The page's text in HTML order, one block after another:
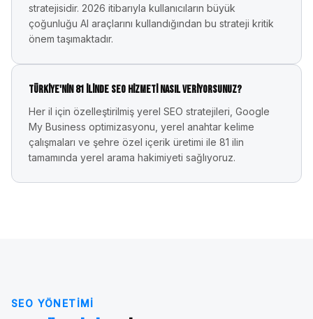
stratejisidir. 2026 itibarıyla kullanıcıların büyük
çoğunluğu AI araçlarını kullandığından bu strateji kritik
önem taşımaktadır.
Türkiye'nin 81 ilinde SEO hizmeti nasıl veriyorsunuz?
Her il için özelleştirilmiş yerel SEO stratejileri, Google
My Business optimizasyonu, yerel anahtar kelime
çalışmaları ve şehre özel içerik üretimi ile 81 ilin
tamamında yerel arama hakimiyeti sağlıyoruz.
SEO YÖNETIMI